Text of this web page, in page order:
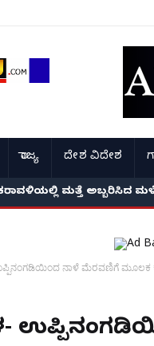
ರಾಜ್ಯ ದೇಶ ವಿದೇಶ
ಮತ್ತೆ ಅಬ್ಬರಿಸಿದ
ನಾಳೆ ಮೆರವಣಿಗೆ